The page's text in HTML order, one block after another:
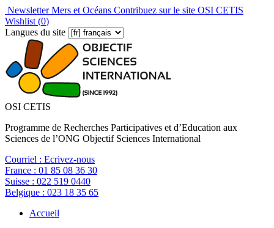
Newsletter Mers et Océans Contribuez sur le site OSI CETIS
Wishlist (0)
Langues du site
OSI CETIS
Programme de Recherches Participatives et d’Education aux
Sciences de l’ONG Objectif Sciences International
Courriel : Ecrivez-nous
France : 01 85 08 36 30
Suisse : 022 519 0440
Belgique : 023 18 35 65
Accueil